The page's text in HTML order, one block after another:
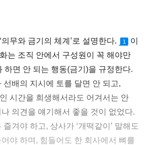
무와 금기의 체계’로 설명한다. 1
이
는 조직 안에서 구성원이 꼭 해야만
하면 안 되는 행동(금기)을 규정한다.
선배의 지시에 토를 달면 안 되고,
시간을 희생해서라도 어겨서는 안
의견을 얘기해서 좋을 것이 없었다.
겨야 하고, 상사가 ‘개떡같이’ 말해도
어야 하며, 힘들어도 한 회사에서 뼈를